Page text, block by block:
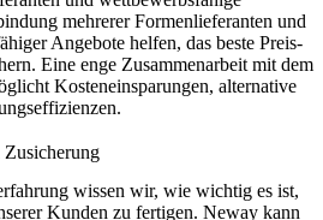
mehrerer Formenlieferanten und
Angebote helfen, das beste Preis-
Eine enge Zusammenarbeit mit dem
Kosteneinsparungen, alternative
wissen wir, wie wichtig es ist,
Kunden zu fertigen. Neway kann